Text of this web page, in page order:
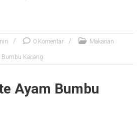
0 Komentar Makanan
Bumbu Kacang
Ayam Bumbu